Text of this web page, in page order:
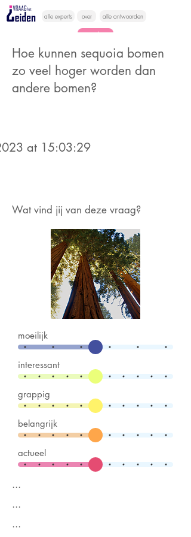
alle experts over alle antwoorden
vragen lessen
Vraag het
hier
Hoe kunnen sequoia bomen
zo veel hoger worden dan
andere bomen?
at 15:03:29
Wat vind jij van deze vraag?
moeilijk
interessant
grappig
belangrijk
actueel
...
...
...